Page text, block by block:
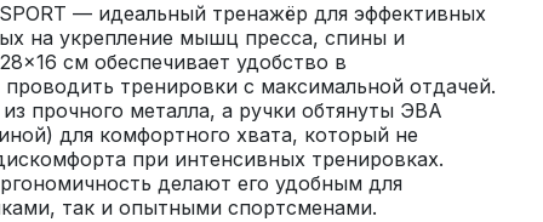
— идеальный тренажёр для эффективных
на укрепление мышц пресса, спины и
см обеспечивает удобство в
проводить тренировки с максимальной отдачей.
прочного металла, а ручки обтянуты ЭВА
для комфортного хвата, который не
при интенсивных тренировках.
делают его удобным для
так и опытными спортсменами.